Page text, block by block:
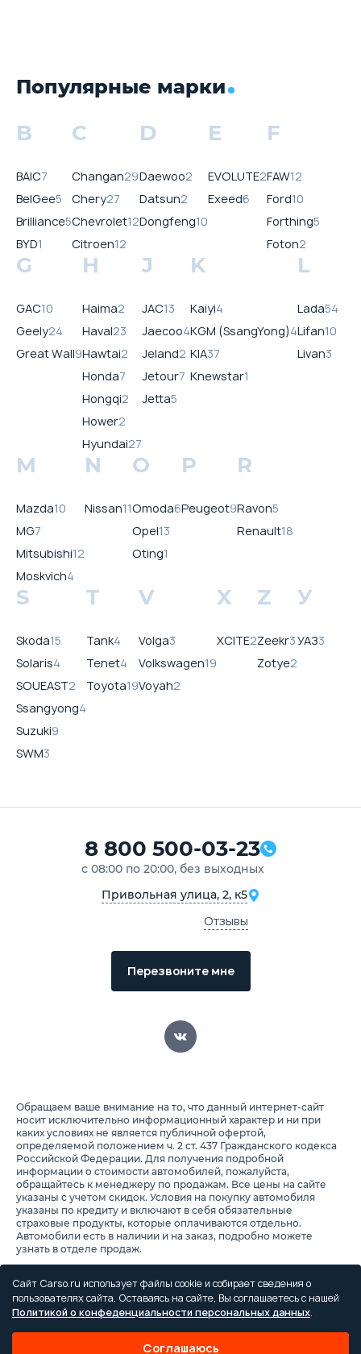
Популярные марки
B
BAIC7
BelGee5
Brilliance5
BYD1
C
Changan29
Chery27
Chevrolet12
Citroen12
D
Daewoo2
Datsun2
Dongfeng10
E
EVOLUTE2
Exeed6
F
FAW12
Ford10
Forthing5
Foton2
G
GAC10
Geely24
Great Wall9
H
Haima2
Haval23
Hawtai2
Honda7
Hongqi2
Hower2
Hyundai27
J
JAC13
Jaecoo4
Jeland2
Jetour7
Jetta5
K
Kaiyi4
KGM (SsangYong)4
KIA37
Knewstar1
L
Lada54
Lifan10
Livan3
M
Mazda10
MG7
Mitsubishi12
Moskvich4
N
Nissan11
O
Omoda6
Opel13
Oting1
P
Peugeot9
R
Ravon5
Renault18
S
Skoda15
Solaris4
SOUEAST2
Ssangyong4
Suzuki9
SWM3
T
Tank4
Tenet4
Toyota19
V
Volga3
Volkswagen19
Voyah2
X
XCITE2
Z
Zeekr3
Zotye2
У
УАЗ3
8 800 500-03-23
с 08:00 по 20:00, без выходных
Привольная улица, 2, к5
Отзывы
Перезвоните мне
Обращаем ваше внимание на то, что данный интернет-сайт
носит исключительно информационный характер и ни при
каких условиях не является публичной офертой,
определяемой положением ч. 2 ст. 437 Гражданского кодекса
Российской Федерации. Для получения подробной
информации о стоимости автомобилей, пожалуйста,
обращайтесь к менеджеру по продажам. Все цены на сайте
указаны с учетом скидок. Условия на покупку автомобиля
указаны по кредиту и включают в себя обязательные
страховые продукты, которые оплачиваются отдельно.
Автомобили есть в наличии и на заказ, подробно можете
узнать в отделе продаж.
Предоставляя свои персональные данные и используя
настоящий веб-сайт, Вы соглашаетесь с обработкой Ваших
персональных данных и принимаете условия их обработки.
Сайт Carso.ru использует файлы cookie и собирает сведения о
пользователях сайта. Оставаясь на сайте, Вы соглашаетесь с нашей
Политикой о конфеденциальности персональных данных.
Соглашаюсь